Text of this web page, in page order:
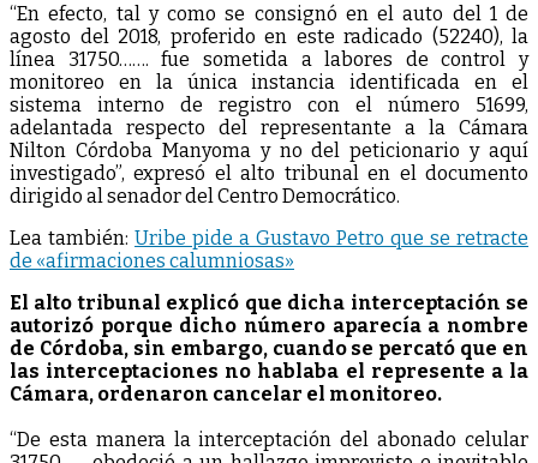
“En efecto, tal y como se consignó en el auto del 1 de
agosto del 2018, proferido en este radicado (52240), la
línea 31750……. fue sometida a labores de control y
monitoreo en la única instancia identificada en el
sistema interno de registro con el número 51699,
adelantada respecto del representante a la Cámara
Nilton Córdoba Manyoma y no del peticionario y aquí
investigado”, expresó el alto tribunal en el documento
dirigido al senador del Centro Democrático.
Lea también: Uribe pide a Gustavo Petro que se retracte
de «afirmaciones calumniosas»
El alto tribunal explicó que dicha interceptación se
autorizó porque dicho número aparecía a nombre
de Córdoba, sin embargo, cuando se percató que en
las interceptaciones no hablaba el represente a la
Cámara, ordenaron cancelar el monitoreo.
“De esta manera la interceptación del abonado celular